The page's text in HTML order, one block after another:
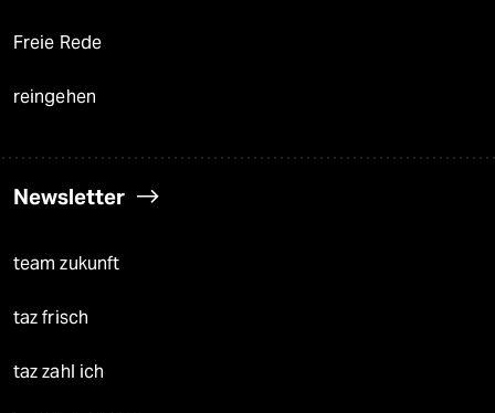
Freie Rede
reingehen
Newsletter
team zukunft
taz frisch
taz zahl ich